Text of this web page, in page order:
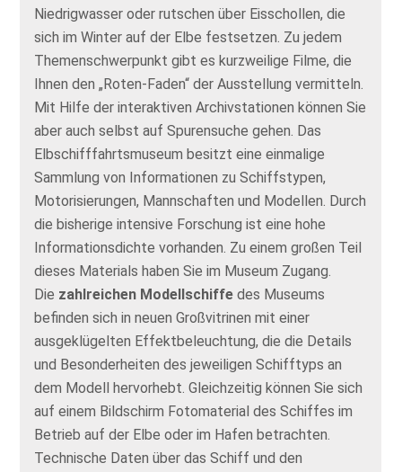
Niedrigwasser oder rutschen über Eisschollen, die
sich im Winter auf der Elbe festsetzen. Zu jedem
Themenschwerpunkt gibt es kurzweilige Filme, die
Ihnen den „Roten-Faden“ der Ausstellung vermitteln.
Mit Hilfe der interaktiven Archivstationen können Sie
aber auch selbst auf Spurensuche gehen. Das
Elbschifffahrtsmuseum besitzt eine einmalige
Sammlung von Informationen zu Schiffstypen,
Motorisierungen, Mannschaften und Modellen. Durch
die bisherige intensive Forschung ist eine hohe
Informationsdichte vorhanden. Zu einem großen Teil
dieses Materials haben Sie im Museum Zugang.
Die zahlreichen Modellschiffe des Museums
befinden sich in neuen Großvitrinen mit einer
ausgeklügelten Effektbeleuchtung, die die Details
und Besonderheiten des jeweiligen Schifftyps an
dem Modell hervorhebt. Gleichzeitig können Sie sich
auf einem Bildschirm Fotomaterial des Schiffes im
Betrieb auf der Elbe oder im Hafen betrachten.
Technische Daten über das Schiff und den